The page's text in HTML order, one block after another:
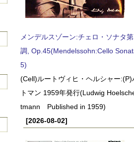
メンデルスゾーン:チェロ・ソナタ
調, Op.45(Mendelssohn:Cello
5)
(Cell)ルートヴィヒ・ヘルシャー
トマン 1959年発行(Ludwig
tmann Published in 1959)
[2026-08-02]